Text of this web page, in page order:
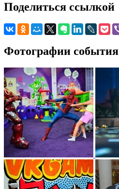
Поделиться ссылкой
Фотографии события